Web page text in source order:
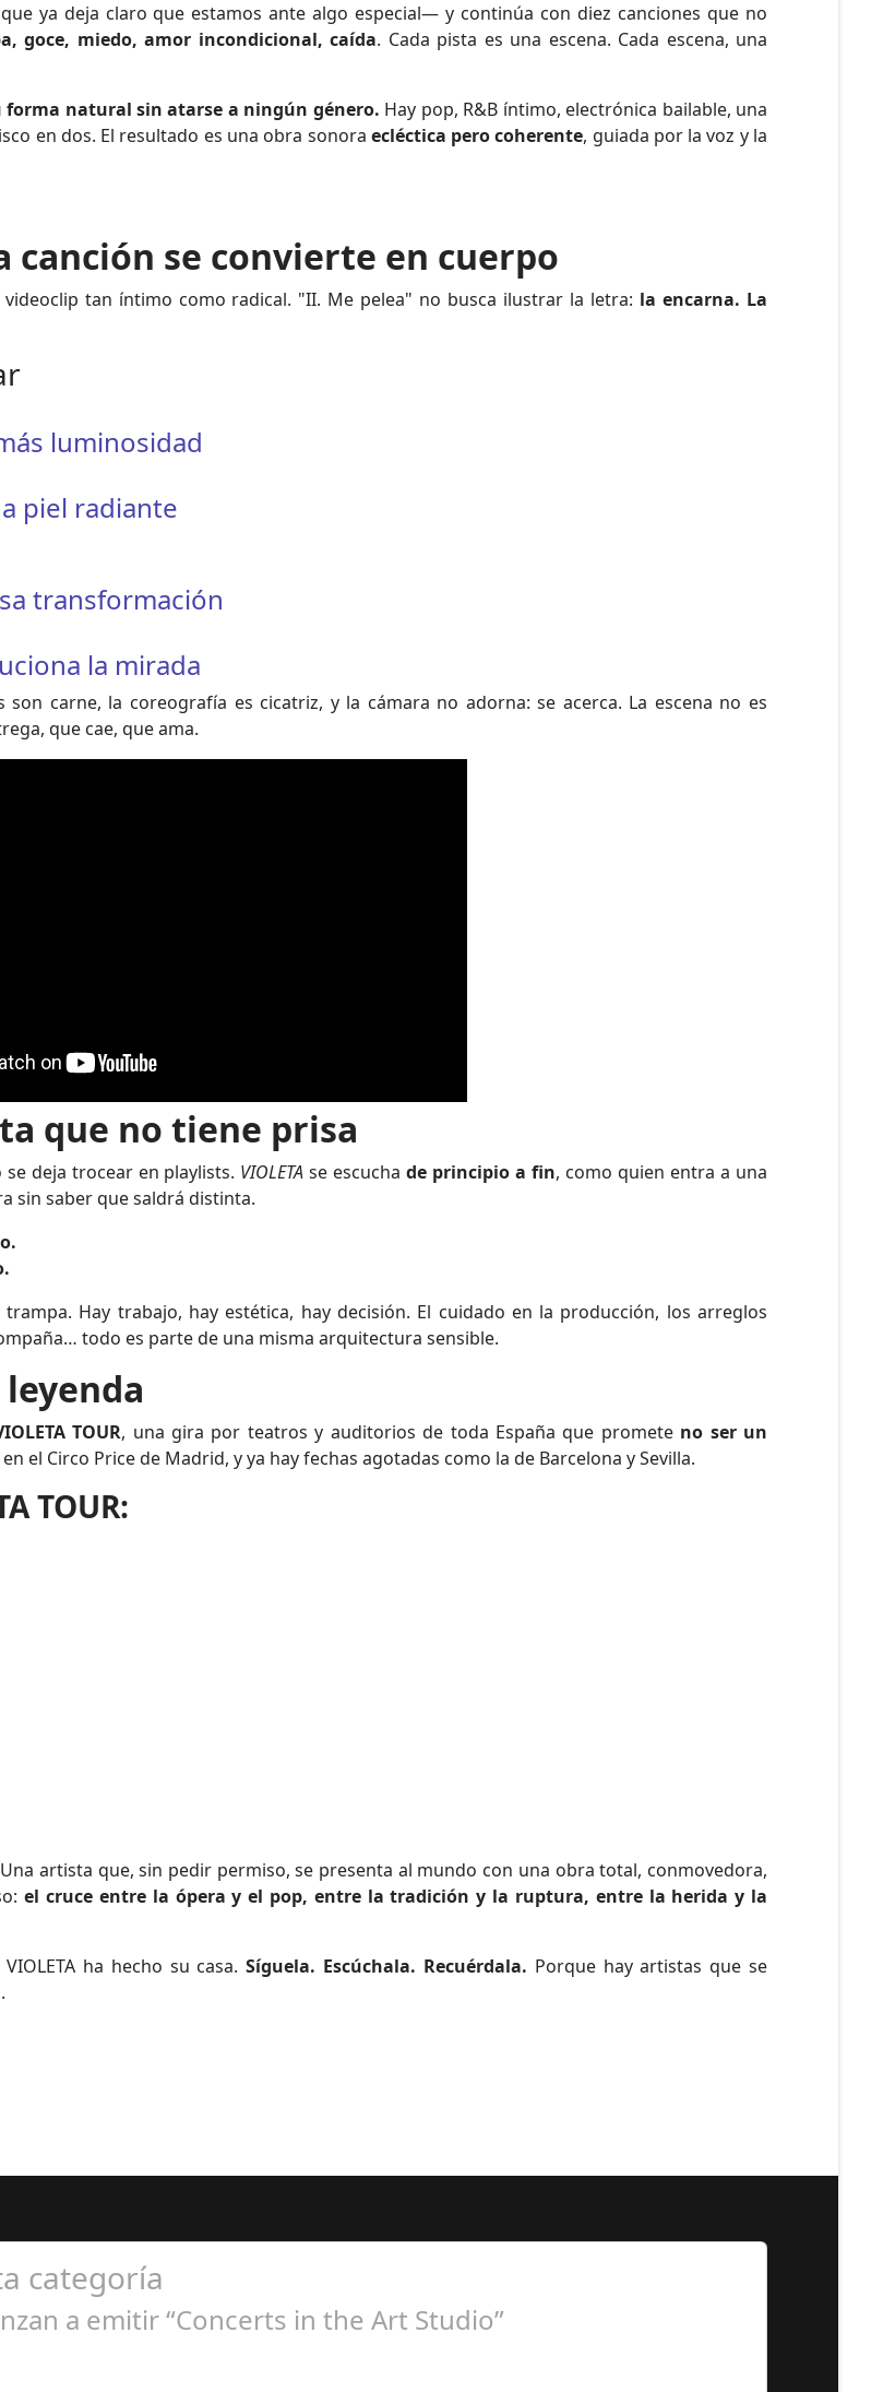
ya deja claro que estamos ante algo especial— y continúa con diez canciones que no
goce, miedo, amor incondicional, caída. Cada pista es una escena. Cada escena, una
forma natural sin atarse a ningún género. Hay pop, R&B íntimo, electrónica bailable, una
en dos. El resultado es una obra sonora ecléctica pero coherente, guiada por la voz y la
canción se convierte en cuerpo
tan íntimo como radical. "II. Me pelea" no busca ilustrar la letra: la encarna. La
luminosidad
piel radiante
transformación
la mirada
son carne, la coreografía es cicatriz, y la cámara no adorna: se acerca. La escena no es
que cae, que ama.
que no tiene prisa
deja trocear en playlists. VIOLETA se escuchade principio a fin, como quien entra a una
sin saber que saldrá distinta.
Hay trabajo, hay estética, hay decisión. El cuidado en la producción, los arreglos
todo es parte de una misma arquitectura sensible.
TOUR, una gira por teatros y auditorios de toda España que promete no ser un
el Circo Price de Madrid, y ya hay fechas agotadas como la de Barcelona y Sevilla.
TOUR:
artista que, sin pedir permiso, se presenta al mundo con una obra total, conmovedora,
el cruce entre la ópera y el pop, entre la tradición y la ruptura, entre la herida y la
ha hecho su casa.Síguela. Escúchala. Recuérdala. Porque hay artistas que se
categoría
a emitir “Concerts in the Art Studio”